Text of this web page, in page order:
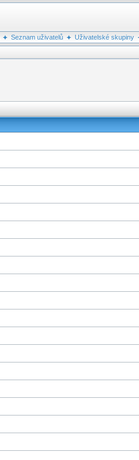
Seznam uživatelů Uživatelské skupiny